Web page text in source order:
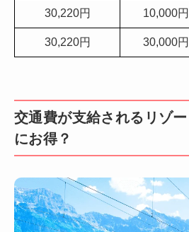
30,220円 10,000円
30,220円 30,000円
交通費が支給されるリゾ
にお得？